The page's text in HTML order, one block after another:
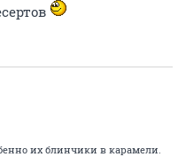
их блинчики в карамели.